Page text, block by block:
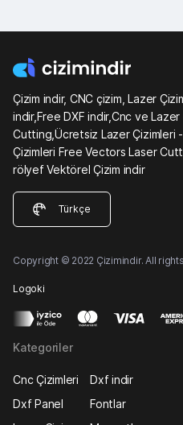
Çizim indir, CNC çizim, Lazer
indir,Free DXF indir,Cnc ve
Cutting,Ücretsiz Lazer Çizimleri
Çizimleri Free Vectors Laser
rölyef Vektörel Çizim indir
Türkçe
Copyright © 2022 Çizimindir. All
Logoki
Kategoriler
Cnc Çizimleri
Dxf indir
Dxf Panel
Fontlar